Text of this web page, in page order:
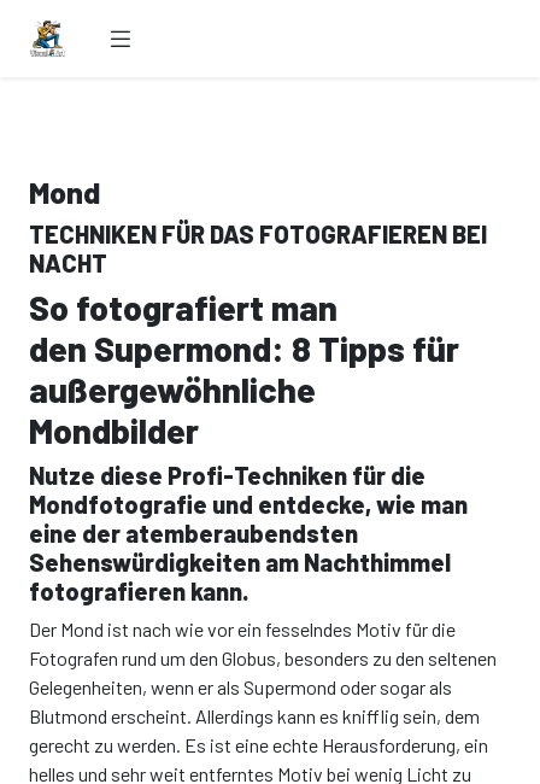
Mond
TECHNIKEN FÜR DAS FOTOGRAFIEREN BEI
NACHT
So fotografiert man
den Supermond: 8 Tipps für
außergewöhnliche
Mondbilder
Nutze diese Profi-Techniken für die
Mondfotografie und entdecke, wie man
eine der atemberaubendsten
Sehenswürdigkeiten am Nachthimmel
fotografieren kann.
Der Mond ist nach wie vor ein fesselndes Motiv für die
Fotografen rund um den Globus, besonders zu den seltenen
Gelegenheiten, wenn er als Supermond oder sogar als
Blutmond erscheint. Allerdings kann es knifflig sein, dem
gerecht zu werden. Es ist eine echte Herausforderung, ein
helles und sehr weit entferntes Motiv bei wenig Licht zu